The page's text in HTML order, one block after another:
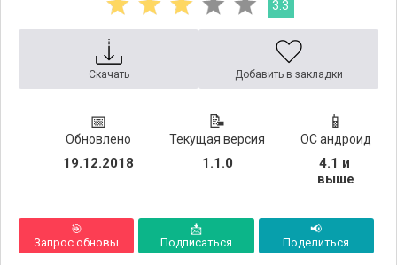
3.3
Скачать Добавить в закладки
📅
Обновлено
19.12.2018
📝
Текущая версия
1.1.0
📱
ОС андроид
4.1 и
выше
🎯
Запрос обновы
📩
Подписаться
📢
Поделиться